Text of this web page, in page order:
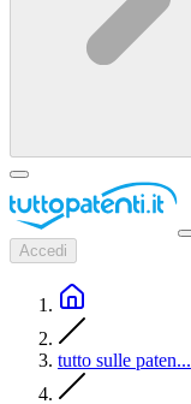
Accedi
tutto sulle paten...